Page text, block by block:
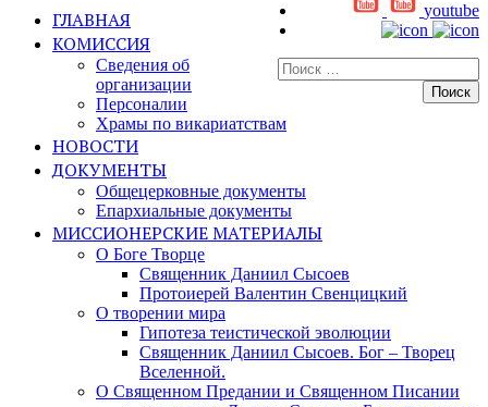
youtube
Искать:
ГЛАВНАЯ
КОМИССИЯ
Сведения об
организации
Персоналии
Храмы по викариатствам
НОВОСТИ
ДОКУМЕНТЫ
Общецерковные документы
Епархиальные документы
МИССИОНЕРСКИЕ МАТЕРИАЛЫ
О Боге Творце
Священник Даниил Сысоев
Протоиерей Валентин Свенцицкий
О творении мира
Гипотеза теистической эволюции
Священник Даниил Сысоев. Бог – Творец
Вселенной.
О Священном Предании и Священном Писании